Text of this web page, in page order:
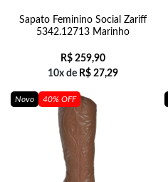
Sapato Feminino Social Zariff
5342.12713 Marinho
R$259,90
10x de R$27,29
Novo 40% OFF